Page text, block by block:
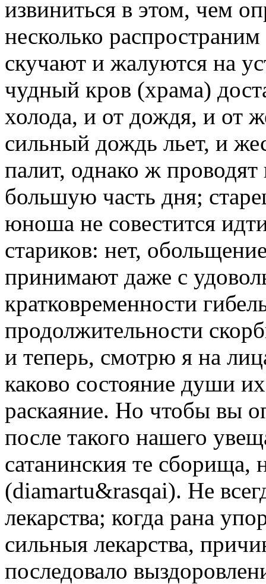
извиниться в этом, чем
несколько
скучают и жалуются на
чудный кров (храма)
холода, и от дождя, и от
сильный дождь льет, и
палит, однако ж
большую часть дня;
юноша не совестится
стариков: нет,
принимают даже с
кратковременности
продолжительности
и теперь, смотрю я на
каково состояние души
раскаяние. Но чтобы вы
после такого нашего
сатанинския те сборища,
(diamartu&rasqai). Не
лекарства; когда рана
сильныя лекарства,
последовало